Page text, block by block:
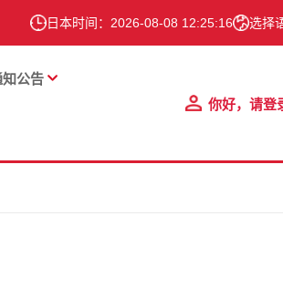
日本时间： 2026-08-08 12:25:17 选择
知公告
你好，请登